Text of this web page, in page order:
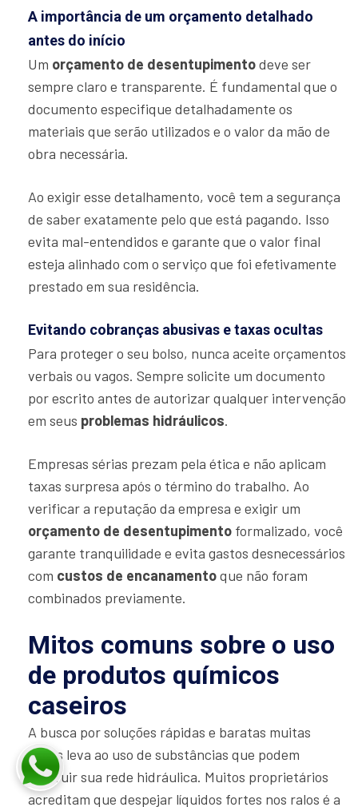
A importância de um orçamento detalhado
antes do início
Um orçamento de desentupimentodeve ser
sempre claro e transparente. É fundamental que o
documento especifique detalhadamente os
materiais que serão utilizados e o valor da mão de
obra necessária.
Ao exigir esse detalhamento, você tem a segurança
de saber exatamente pelo que está pagando. Isso
evita mal-entendidos e garante que o valor final
esteja alinhado com o serviço que foi efetivamente
prestado em sua residência.
Evitando cobranças abusivas e taxas ocultas
Para proteger o seu bolso, nunca aceite orçamentos
verbais ou vagos. Sempre solicite um documento
por escrito antes de autorizar qualquer intervenção
em seus problemas hidráulicos.
Empresas sérias prezam pela ética e não aplicam
taxas surpresa após o término do trabalho. Ao
verificar a reputação da empresa e exigir um
orçamento de desentupimento formalizado, você
garante tranquilidade e evita gastos desnecessários
com custos de encanamentoque não foram
combinados previamente.
Mitos comuns sobre o uso
de produtos químicos
caseiros
A busca por soluções rápidas e baratas muitas
vezes leva ao uso de substâncias que podem
destruir sua rede hidráulica. Muitos proprietários
acreditam que despejar líquidos fortes nos ralos é a